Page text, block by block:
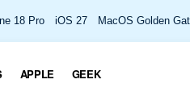
18 Pro iOS 27 MacOS Golden
APPLE GEEK